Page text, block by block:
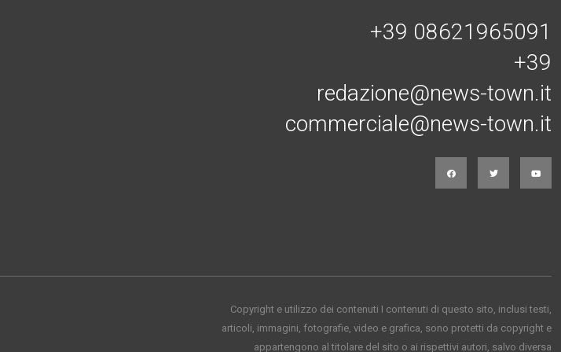
+39 08621965091
+39
redazione@news-town.it
commerciale@news-town.it
Copyright e utilizzo dei contenuti I contenuti di questo sito, inclusi testi,
articoli, immagini, fotografie, video e grafica, sono protetti da copyright e
appartengono al titolare del sito o ai rispettivi autori, salvo diversa